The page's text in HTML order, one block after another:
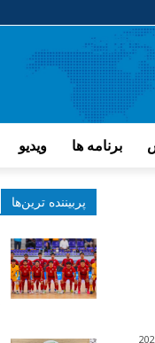
برنامه ها ویدیو
پربیننده‌ ترین‌ها